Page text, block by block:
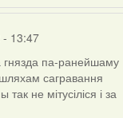
13:47
па-ранейшаму
сагравання
не мітусіліся і за